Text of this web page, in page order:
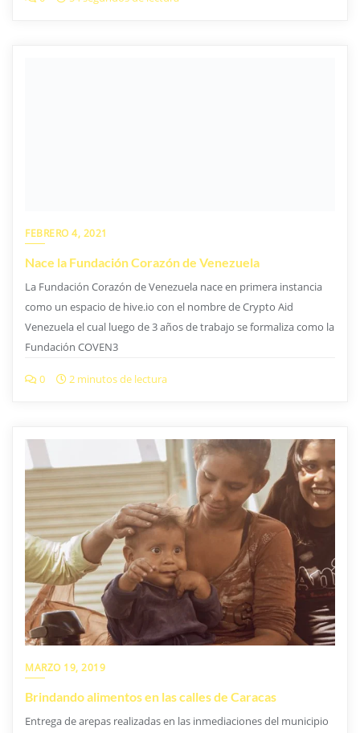
0
MARZO 19, 2019
Brindando alimentos en las calles de Caracas
Entrega de arepas realizadas en las inmediaciones del municipio
Metropolitano de Caracas el pasado 16 de Marzo de 2019.
0 31 segundos de lectura